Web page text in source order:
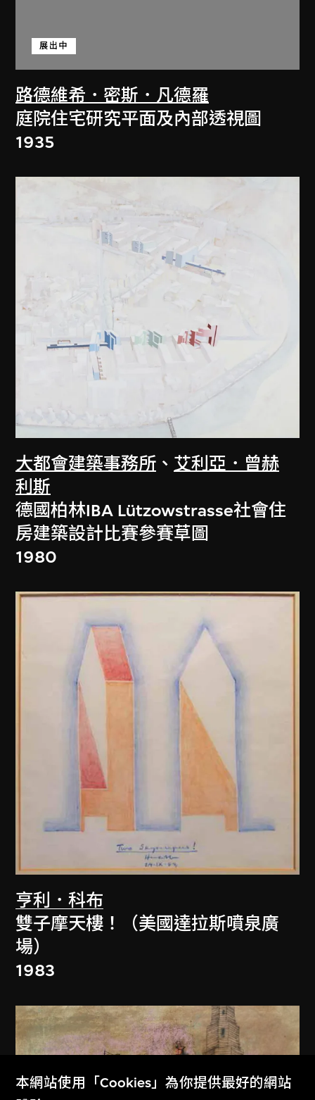
路德維希．密斯．凡德羅
展出中
庭院住宅研究平面及內部透視圖
1935
大都會建築事務所 、 艾利亞．曾赫
利斯
德國柏林IBA Lützowstrasse社會住
房建築設計比賽參賽草圖
1980
亨利．科布
雙子摩天樓！（美國達拉斯噴泉廣
場）
1983
本網站使用「Cookies」為你提供最好的網站